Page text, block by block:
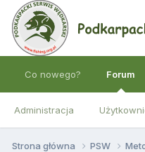
Co nowego? Forum
Administracja
Strona główna PSW